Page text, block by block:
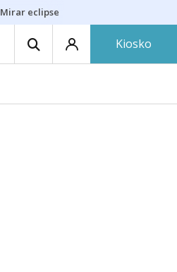
Mirar eclipse
Kiosko